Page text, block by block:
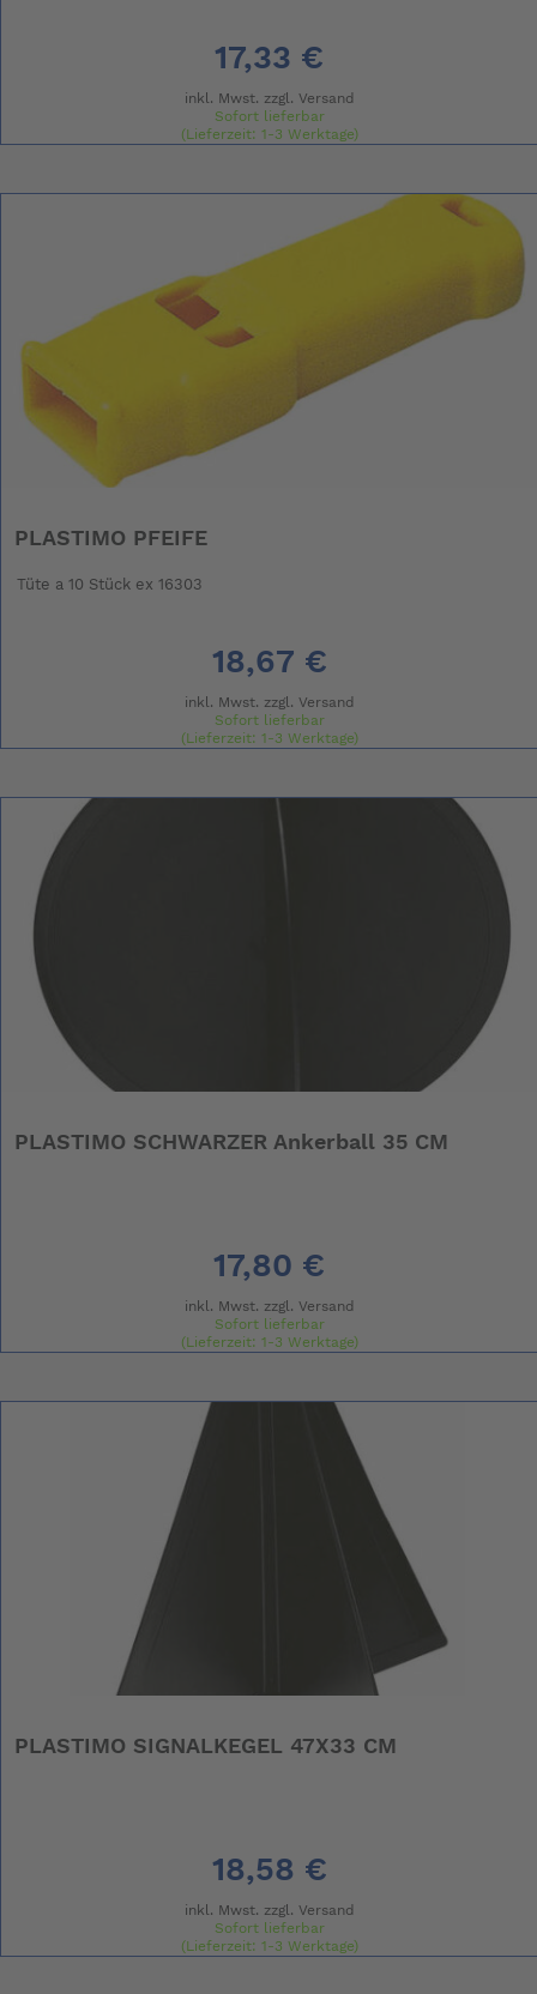
17,33 €
inkl. Mwst. zzgl. Versand
Sofort lieferbar
(Lieferzeit: 1-3 Werktage)
PLASTIMO PFEIFE
Tüte a 10 Stück ex 16303
18,67 €
inkl. Mwst. zzgl. Versand
Sofort lieferbar
(Lieferzeit: 1-3 Werktage)
PLASTIMO SCHWARZER Ankerball 35 CM
17,80 €
inkl. Mwst. zzgl. Versand
Sofort lieferbar
(Lieferzeit: 1-3 Werktage)
PLASTIMO SIGNALKEGEL 47X33 CM
18,58 €
inkl. Mwst. zzgl. Versand
Sofort lieferbar
(Lieferzeit: 1-3 Werktage)